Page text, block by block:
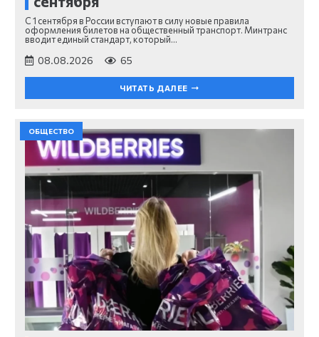
С 1 сентября в России вступают в силу новые правила
оформления билетов на общественный транспорт. Минтранс
вводит единый стандарт, который…
08.08.2026 65
ЧИТАТЬ ДАЛЕЕ
ОБЩЕСТВО